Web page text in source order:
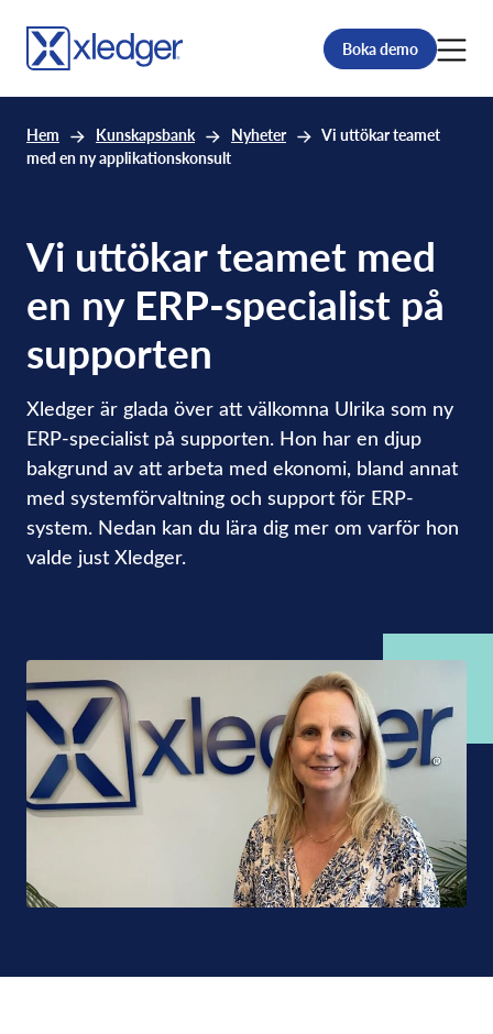
Boka demo
Hem Kunskapsbank Nyheter
Vi uttökar teamet
med en ny applikationskonsult
Vi uttökar teamet med
en ny ERP-specialist på
supporten
Xledger är glada över att välkomna Ulrika som ny
ERP-specialist på supporten. Hon har en djup
bakgrund av att arbeta med ekonomi, bland annat
med systemförvaltning och support för ERP-
system. Nedan kan du lära dig mer om varför hon
valde just Xledger.